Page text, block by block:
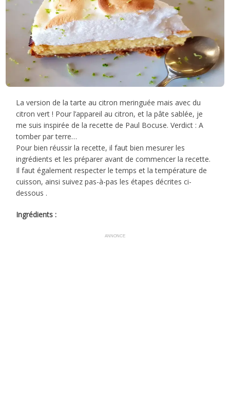
La version de la tarte au citron meringuée mais avec du
citron vert ! Pour l’appareil au citron, et la pâte sablée, je
me suis inspirée de la recette de Paul Bocuse. Verdict : A
tomber par terre…
Pour bien réussir la recette, il faut bien mesurer les
ingrédients et les préparer avant de commencer la recette.
Il faut également respecter le temps et la température de
cuisson, ainsi suivez pas-à-pas les étapes décrites ci-
dessous .
Ingrédients :
ANNONCE